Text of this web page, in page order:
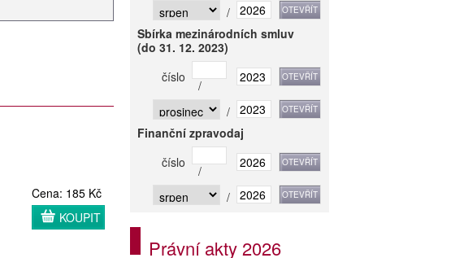
Cena: 185 Kč
KOUPIT
/
Sbírka mezinárodních smluv
(do 31. 12. 2023)
číslo
/
/
Finanční zpravodaj
číslo
/
/
Právní akty 2026